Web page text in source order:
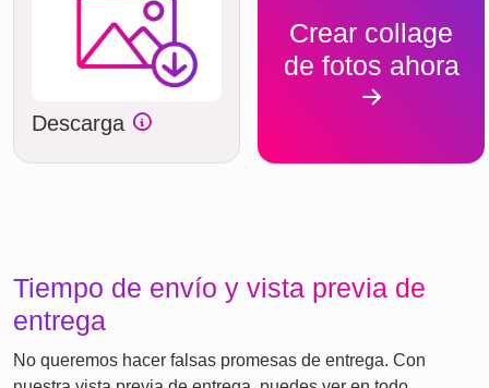
Descarga
Crear collage
de fotos ahora
Tiempo de envío y vista previa de
entrega
No queremos hacer falsas promesas de entrega. Con